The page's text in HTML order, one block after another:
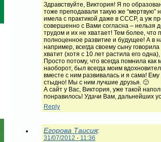
Здравствуйте, Виктория! Я по
тоже преподавали такую же “мертвую”
имела с практикой даже в СССР, а уж
совершенно с Вами согласна – нельзя
трудом и их не хватает! Тем более, что
полноценное развитие и будущее! А в
например, всегда своему сыну
хватит (хотя с 10 лет растила его
Просто потому, что всегда помнила
наоборот, был всегда моим
вместе с ним развивалась и я сама!
стыдно! Мы с ним лучшие друзья. 🙂
А сайт у Вас, Виктория, уже такой
понравилось! Удачи Вам, дальнейших
Reply
Егорова Таисия:
31/07/2012 - 11:36